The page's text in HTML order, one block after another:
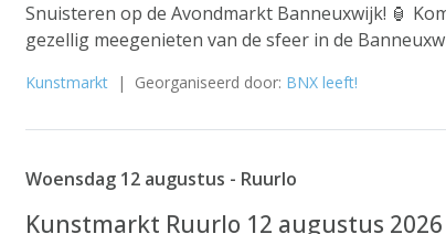
Snuisteren op de Avondmarkt Banneuxwijk! 🏮
gezellig meegenieten van de sfeer in de
Kunstmarkt | Georganiseerd door: BNX leeft!
Woensdag 12 augustus - Ruurlo
Kunstmarkt Ruurlo 12 augustus